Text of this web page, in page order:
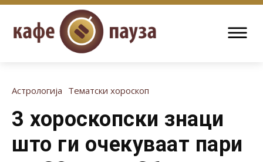
Астрологија Тематски хороскоп
3 хороскопски знаци
што ги очекуваат пари